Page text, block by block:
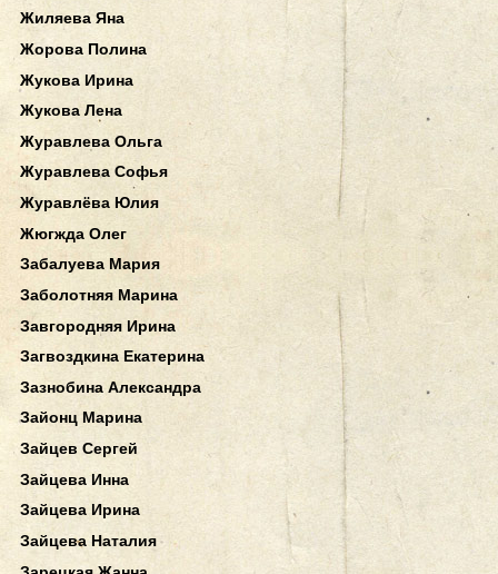
Жиляева Яна
Жорова Полина
Жукова Ирина
Жукова Лена
Журавлева Ольга
Журавлева Софья
Журавлёва Юлия
Жюгжда Олег
Забалуева Мария
Заболотняя Марина
Завгородняя Ирина
Загвоздкина Екатерина
Зазнобина Александра
Зайонц Марина
Зайцев Сергей
Зайцева Инна
Зайцева Ирина
Зайцева Наталия